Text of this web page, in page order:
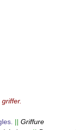
griffer.
|| Griffure